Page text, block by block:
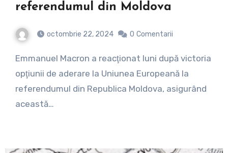
referendumul din Moldova
octombrie 22, 2024 0 Comentarii
Emmanuel Macron a reacţionat luni după victoria
opţiunii de aderare la Uniunea Europeană la
referendumul din Republica Moldova, asigurând
această…